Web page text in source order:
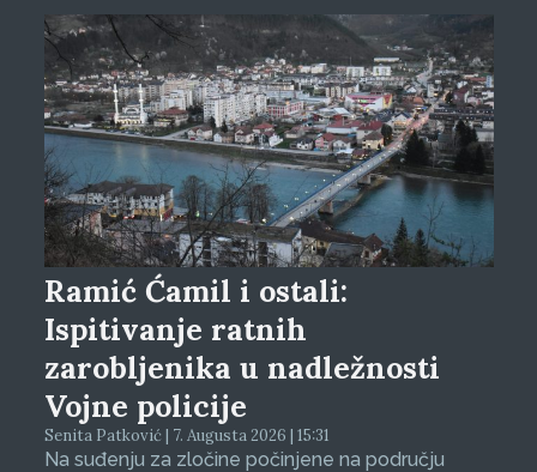
Ramić Ćamil i ostali:
Ispitivanje ratnih
zarobljenika u nadležnosti
Vojne policije
Senita Patković | 7. Augusta 2026 | 15:31
Na suđenju za zločine počinjene na području